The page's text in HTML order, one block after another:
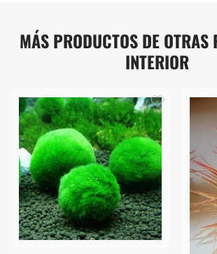
MÁS PRODUCTOS DE OTRAS
INTERIOR